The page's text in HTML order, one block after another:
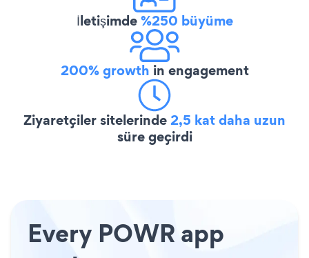
İletişimde%250 büyüme
200% growth in engagement
Ziyaretçiler sitelerinde2,5 kat daha uzun
süre geçirdi
Every POWR app